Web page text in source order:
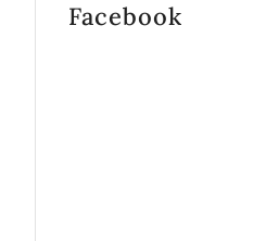
Facebook